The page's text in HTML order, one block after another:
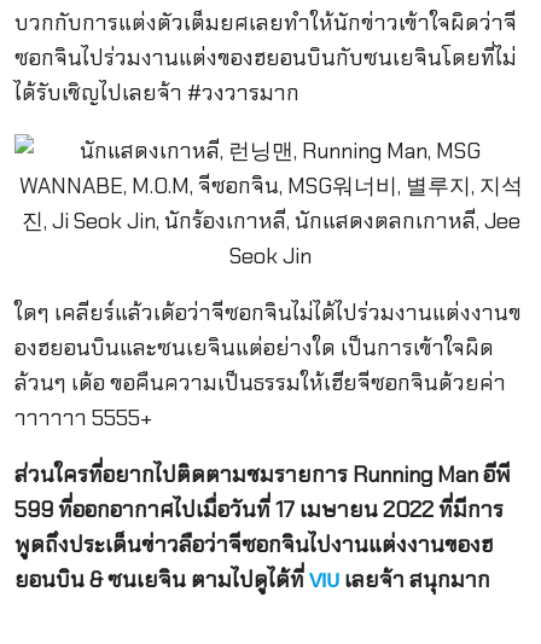
บวกกับการแต่งตัวเต็มยศเลยทำให้นักข่าวเข้าใจผิดว่าจี
ซอกจินไปร่วมงานแต่งของฮยอนบินกับซนเยจินโดยที่ไม่
ได้รับเชิญไปเลยจ้า #วงวารมาก
ใดๆ เคลียร์แล้วเด้อว่าจีซอกจินไม่ได้ไปร่วมงานแต่งงานข
องฮยอนบินและซนเยจินแต่อย่างใด เป็นการเข้าใจผิด
ล้วนๆ เด้อ ขอคืนความเป็นธรรมให้เฮียจีซอกจินด้วยค่า
าาาาาา 5555+
ส่วนใครที่อยากไปติดตามชมรายการ Running Man อีพี
599 ที่ออกอากาศไปเมื่อวันที่ 17 เมษายน 2022 ที่มีการ
พูดถึงประเด็นข่าวลือว่าจีซอกจินไปงานแต่งงานของฮ
ยอนบิน & ซนเยจิน ตามไปดูได้ที่VIUเลยจ้า สนุกมาก